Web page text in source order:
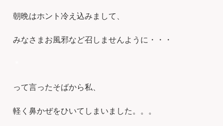
朝晩はホント冷え込みまして、
みなさまお風邪など召しませんように・・・
って言ったそばから私、
軽く鼻かぜをひいてしまいました。。。